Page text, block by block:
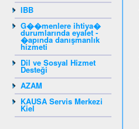
IBB
G��menlere ihtiya�
durumlarında eyalet -
�apında danışmanlık
hizmeti
Dil ve Sosyal Hizmet
Desteği
AZAM
KAUSA Servis Merkezi
Kiel